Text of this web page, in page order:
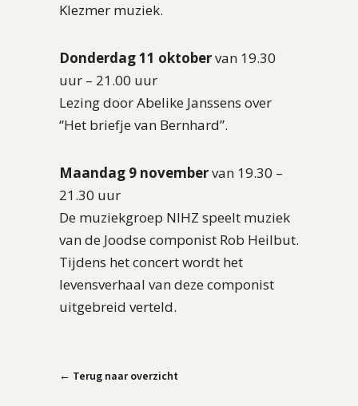
Klezmer muziek.
Donderdag 11 oktobervan 19.30
uur – 21.00 uur
Lezing door Abelike Janssens over
“Het briefje van Bernhard”.
Maandag 9 novembervan 19.30 –
21.30 uur
De muziekgroep NIHZ speelt muziek
van de Joodse componist Rob Heilbut.
Tijdens het concert wordt het
levensverhaal van deze componist
uitgebreid verteld.
← Terug naar overzicht